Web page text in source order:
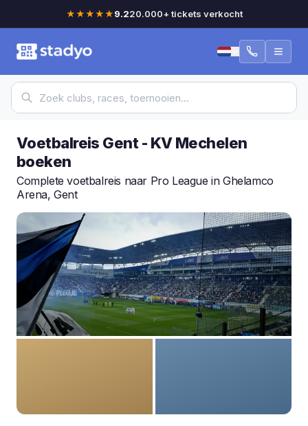
★★★★★9.220.000+ tickets verkocht
Voetbalreis Gent - KV Mechelen
boeken
Complete voetbalreis naar Pro League in Ghelamco
Arena, Gent